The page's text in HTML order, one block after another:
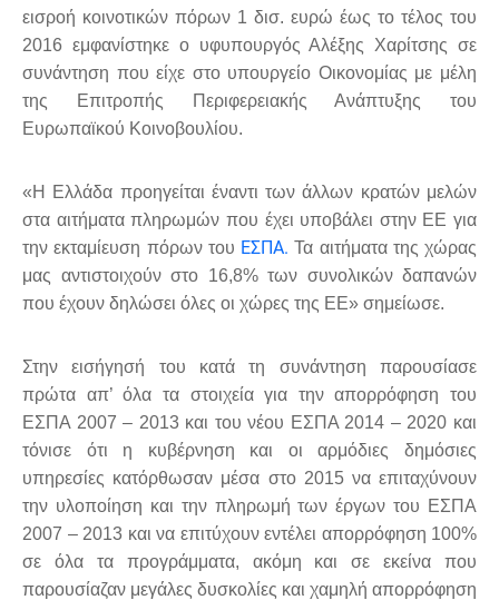
εισροή κοινοτικών πόρων 1 δισ. ευρώ έως το τέλος του
2016 εμφανίστηκε ο υφυπουργός Αλέξης Χαρίτσης σε
συνάντηση που είχε στο υπουργείο Οικονομίας με μέλη
της Επιτροπής Περιφερειακής Ανάπτυξης του
Ευρωπαϊκού Κοινοβουλίου.
«Η Ελλάδα προηγείται έναντι των άλλων κρατών μελών
στα αιτήματα πληρωμών που έχει υποβάλει στην ΕΕ για
την εκταμίευση πόρων του ΕΣΠΑ.Τα αιτήματα της χώρας
μας αντιστοιχούν στο 16,8% των συνολικών δαπανών
που έχουν δηλώσει όλες οι χώρες της ΕΕ» σημείωσε.
Στην εισήγησή του κατά τη συνάντηση παρουσίασε
πρώτα απ’ όλα τα στοιχεία για την απορρόφηση του
ΕΣΠΑ 2007 – 2013 και του νέου ΕΣΠΑ 2014 – 2020 και
τόνισε ότι η κυβέρνηση και οι αρμόδιες δημόσιες
υπηρεσίες κατόρθωσαν μέσα στο 2015 να επιταχύνουν
την υλοποίηση και την πληρωμή των έργων του ΕΣΠΑ
2007 – 2013 και να επιτύχουν εντέλει απορρόφηση 100%
σε όλα τα προγράμματα, ακόμη και σε εκείνα που
παρουσίαζαν μεγάλες δυσκολίες και χαμηλή απορρόφηση